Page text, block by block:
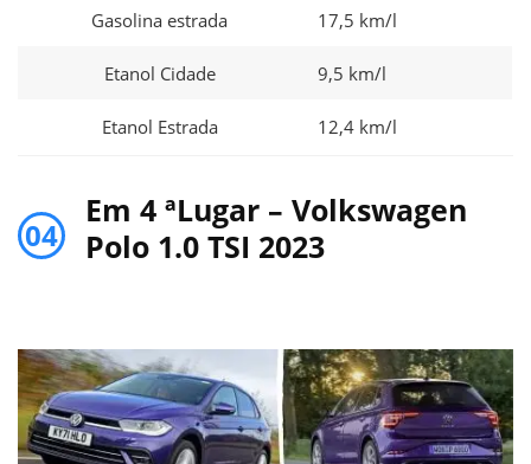
Gasolina estrada 17,5 km/l
Etanol Cidade 9,5 km/l
Etanol Estrada 12,4 km/l
04
Em 4 ªLugar – Volkswagen
Polo 1.0 TSI 2023